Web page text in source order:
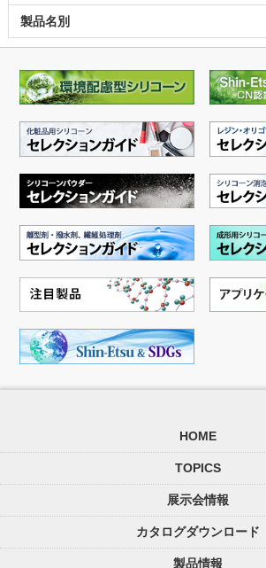
製品名別
HOME
TOPICS
展示会情報
カタログダウンロード
製品情報